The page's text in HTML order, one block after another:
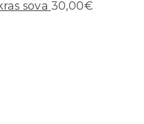
sova 30,00€